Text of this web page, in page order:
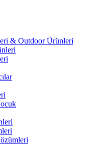
& Outdoor Ürünleri